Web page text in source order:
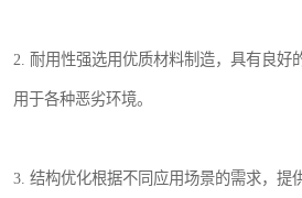
2. 耐用性强选用优质材料制造，具有良好
用于各种恶劣环境。
3. 结构优化根据不同应用场景的需求，提